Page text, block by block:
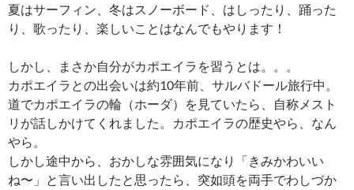
夏はサーフィン、冬はスノーボード、はしったり、踊った
り、歌ったり、楽しいことはなんでもやります！
しかし、まさか自分がカポエイラを習うとは。。。
カポエイラとの出会いは約10年前、サルバドール旅行中。
道でカポエイラの輪（ホーダ）を見ていたら、自称メスト
リが話しかけてくれました。カポエイラの歴史やら、なん
やら。
しかし途中から、おかしな雰囲気になり「きみかわいい
ね〜」と言い出したと思ったら、突如頭を両手でわしづか